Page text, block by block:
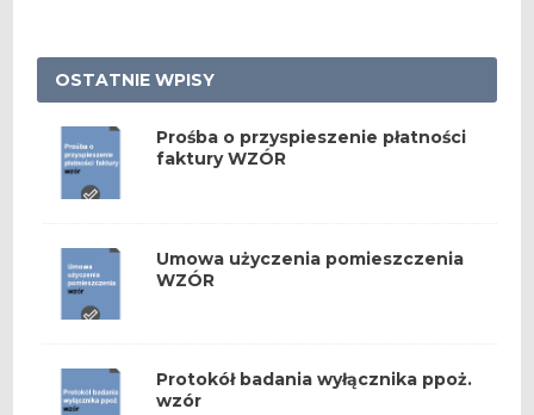
OSTATNIE WPISY
Prośba o przyspieszenie płatności
faktury WZÓR
Umowa użyczenia pomieszczenia
WZÓR
Protokół badania wyłącznika ppoż.
wzór